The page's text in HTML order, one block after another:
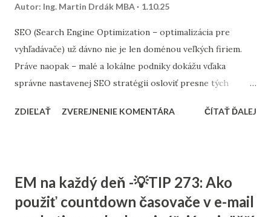
Autor: Ing. Martin Drdák MBA 1.10.25
SEO (Search Engine Optimization – optimalizácia pre
vyhľadávače) už dávno nie je len doménou veľkých firiem.
Práve naopak – malé a lokálne podniky dokážu vďaka
správne nastavenej SEO stratégii osloviť presne tých
ako nastaviť SEO tak, aby fungovalo aj pri menšom
osloviť zákazníkov z celého Slovenska alebo len z vášho
mesta? Výskum kľúčových slov – zistite, čo ľudia hľadajú.
ZDIEĽAŤ ZVEREJNENIE KOMENTÁRA ČÍTAŤ ĎALEJ
EM na každý deň -💡TIP 273: Ako
použiť countdown časovače v e-mail